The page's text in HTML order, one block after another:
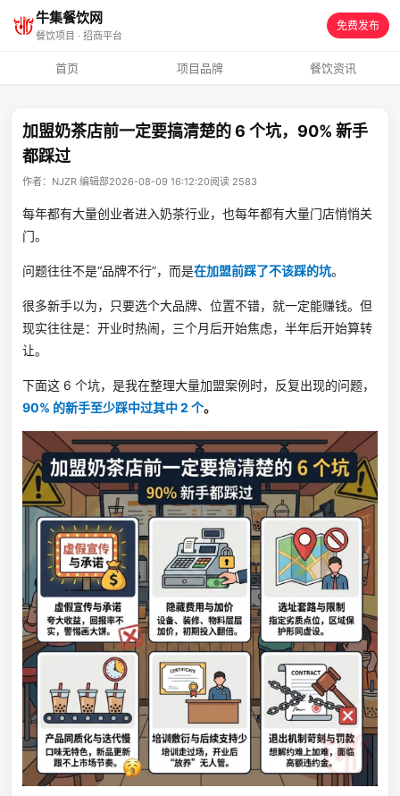
牛集餐饮网
餐饮项目 · 招商平台
免费发布
首页 项目品牌 餐饮资讯
加盟奶茶店前一定要搞清楚的 6 个坑，90% 新手
都踩过
作者：NJZR 编辑部2026-08-09 16:12:20阅读 2583
每年都有大量创业者进入奶茶行业，也每年都有大量门店悄悄关
门。
问题往往不是“品牌不行”，而是在加盟前踩了不该踩的坑。
很多新手以为，只要选个大品牌、位置不错，就一定能赚钱。但
现实往往是：开业时热闹，三个月后开始焦虑，半年后开始算转
让。
下面这 6 个坑，是我在整理大量加盟案例时，反复出现的问题，
90% 的新手至少踩中过其中 2 个。